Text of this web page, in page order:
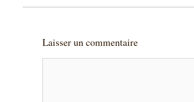
Laisser un commentaire